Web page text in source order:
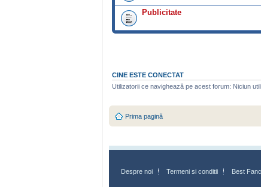
Publicitate
CINE ESTE CONECTAT
Utilizatorii ce navighează pe acest forum: Niciun
Prima pagină
Despre noi Termeni si conditii Best